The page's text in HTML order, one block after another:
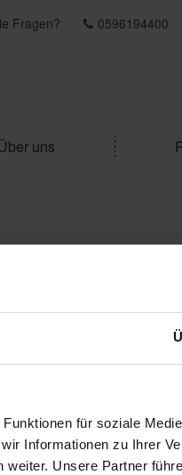
für soziale
Informationen zu Ihrer
Unsere Partner
Fragen? 0596194400
uns
Namen
verzichten?
können? Die